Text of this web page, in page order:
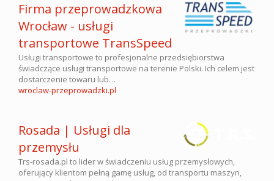
Firma przeprowadzkowa
Wrocław - usługi
transportowe TransSpeed
Usługi transportowe to profesjonalne przedsiębiorstwa
świadczące usługi transportowe na terenie Polski. Ich celem jest
dostarczenie towaru lub…
wroclaw-przeprowadzki.pl
Rosada | Usługi dla
przemysłu
Trs-rosada.pl to lider w świadczeniu usług przemysłowych,
oferujący klientom pełną gamę usług, od transportu maszyn,